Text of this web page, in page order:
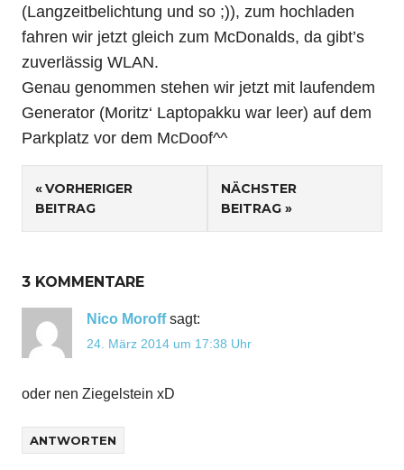
(Langzeitbelichtung und so ;)), zum hochladen
fahren wir jetzt gleich zum McDonalds, da gibt’s
zuverlässig WLAN.
Genau genommen stehen wir jetzt mit laufendem
Generator (Moritz‘ Laptopakku war leer) auf dem
Parkplatz vor dem McDoof^^
Beitragsnavigation
VORHERIGER
BEITRAG
NÄCHSTER
BEITRAG
3 KOMMENTARE
Nico Moroff sagt:
24. März 2014 um 17:38 Uhr
oder nen Ziegelstein xD
ANTWORTEN